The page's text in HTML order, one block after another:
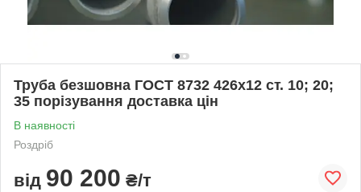
Труба безшовна ГОСТ 8732 426х12 ст. 10; 20;
35 порізування доставка цін
В наявності
Роздріб
від 90 200 ₴/т